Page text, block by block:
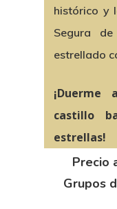
histórico y
Segura
estrellado
castillo
estrellas!
Precio
Grupos